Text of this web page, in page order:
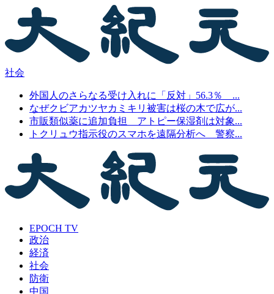
社会
外国人のさらなる受け入れに「反対」56.3％ ...
なぜクビアカツヤカミキリ被害は桜の木で広が...
市販類似薬に追加負担 アトピー保湿剤は対象...
トクリュウ指示役のスマホを遠隔分析へ 警察...
EPOCH TV
政治
経済
社会
防衛
中国